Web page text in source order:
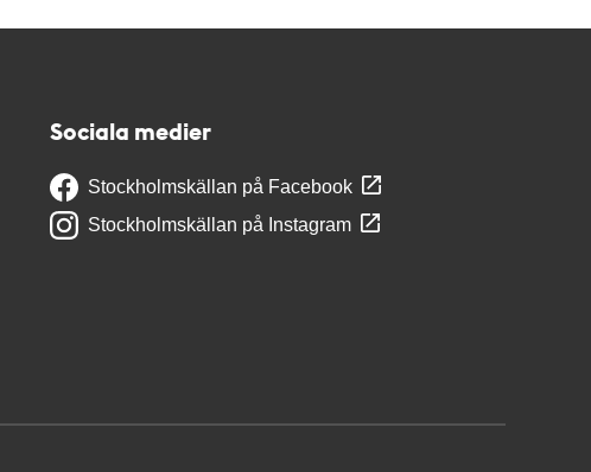
Sociala medier
Stockholmskällan på Facebook
Stockholmskällan på Instagram